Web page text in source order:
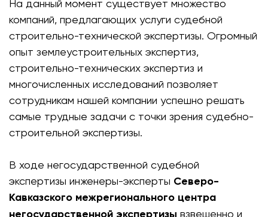
На данный момент существует множество
компаний, предлагающих услуги судебной
строительно-технической экспертизы. Огромный
опыт землеустроительных экспертиз,
строительно-технических экспертиз и
многочисленных исследований позволяет
сотрудникам нашей компании успешно решать
самые трудные задачи с точки зрения судебно-
строительной экспертизы.
В ходе негосударственной судебной
экспертизы инженеры-эксперты Северо-
Кавказского межрегионального центра
негосударственной экспертизы взвешенно и